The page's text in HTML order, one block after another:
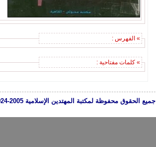
» الفهرس :
» كلمات مفتاحية :
جميع الحقوق محفوظة لمكتبة المهتدين الإسلامية 2005-2024 | الكتب تعبر عن رأي اصحابها فقط.